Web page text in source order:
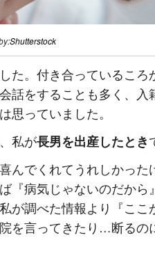
Shutterstock
た。付き合っているころ
話をすることも多く、入
思っていました。
私が長男を出産したとき
んでくれてうれしかった
『病気じゃないのだから
が調べた情報より『ここ
を言ってきたり…断るの